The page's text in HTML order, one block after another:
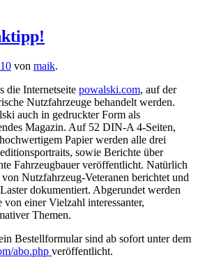
von maik.
die Internetseite powalski.com, auf der
Nutzfahrzeuge behandelt werden.
auch in gedruckter Form als
Magazin. Auf 52 DIN-A 4-Seiten,
Papier werden alle drei
sowie Berichte über
Fahrzeugbauer veröffentlicht. Natürlich
Nutzfahrzeug-Veteranen berichtet und
dokumentiert. Abgerundet werden
einer Vielzahl interessanter,
Themen.
Bestellformular sind ab sofort unter dem
abo.php veröffentlicht.